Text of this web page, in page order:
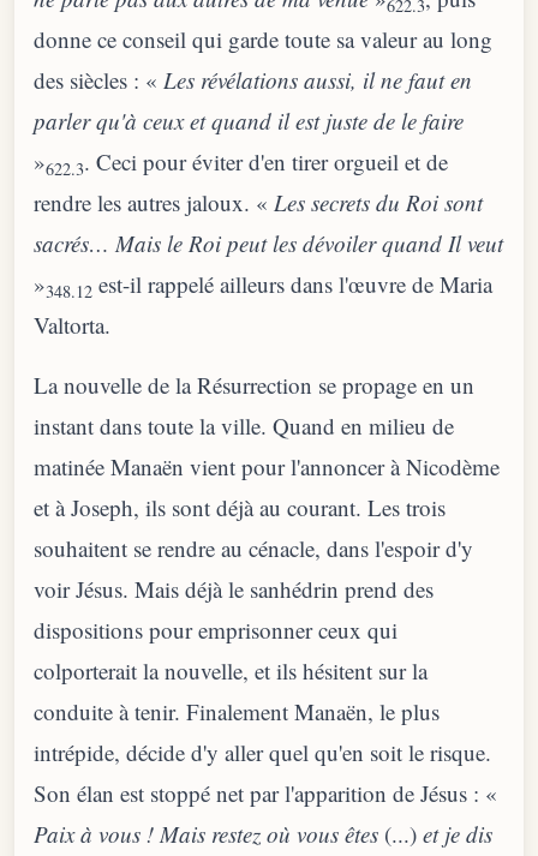
622.3
donne ce conseil qui garde toute sa valeur au long
des siècles : « Les révélations aussi, il ne faut en
parler qu'à ceux et quand il est juste de le faire
»622.3. Ceci pour éviter d'en tirer orgueil et de
rendre les autres jaloux. « Les secrets du Roi sont
sacrés… Mais le Roi peut les dévoiler quand Il veut
»348.12 est-il rappelé ailleurs dans l'œuvre de Maria
Valtorta.
La nouvelle de la Résurrection se propage en un
instant dans toute la ville. Quand en milieu de
matinée Manaën vient pour l'annoncer à Nicodème
et à Joseph, ils sont déjà au courant. Les trois
souhaitent se rendre au cénacle, dans l'espoir d'y
voir Jésus. Mais déjà le sanhédrin prend des
dispositions pour emprisonner ceux qui
colporterait la nouvelle, et ils hésitent sur la
conduite à tenir. Finalement Manaën, le plus
intrépide, décide d'y aller quel qu'en soit le risque.
Son élan est stoppé net par l'apparition de Jésus : «
Paix à vous ! Mais restez où vous êtes (...) et je dis